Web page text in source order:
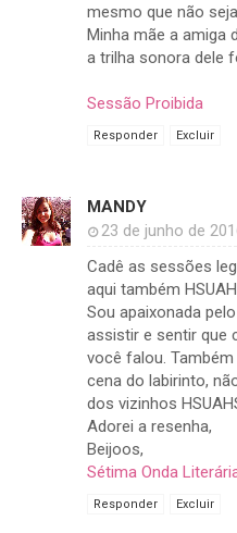
mesmo que não
Minha mãe a amiga
a trilha sonora dele
Sessão Proibida
Responder Excluir
MANDY
23 de junho de
Cadê as sessões
aqui também
Sou apaixonada
assistir e sentir que
você falou.
cena do labirinto,
dos vizinhos
Adorei a resenha,
Beijoos,
Sétima Onda
Responder Excluir